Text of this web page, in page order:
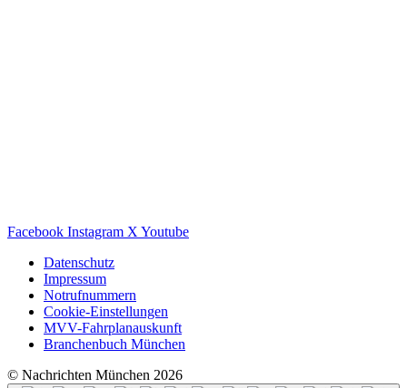
Facebook Instagram X Youtube
Datenschutz
Impressum
Notrufnummern
Cookie-Einstellungen
MVV-Fahrplanauskunft
Branchenbuch München
© Nachrichten München 2026